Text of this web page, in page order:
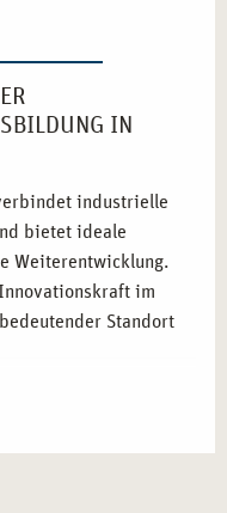
IN
industrielle
bietet ideale
Weiterentwicklung.
im
Standort